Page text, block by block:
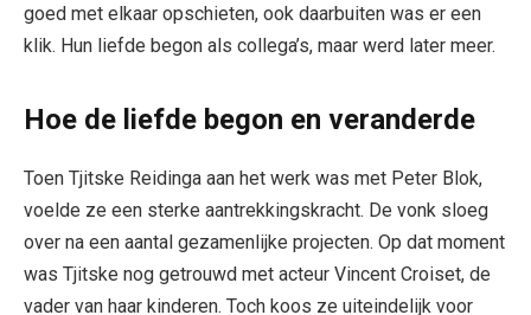
goed met elkaar opschieten, ook daarbuiten was er een
klik. Hun liefde begon als collega’s, maar werd later meer.
Hoe de liefde begon en veranderde
Toen Tjitske Reidinga aan het werk was met Peter Blok,
voelde ze een sterke aantrekkingskracht. De vonk sloeg
over na een aantal gezamenlijke projecten. Op dat moment
was Tjitske nog getrouwd met acteur Vincent Croiset, de
vader van haar kinderen. Toch koos ze uiteindelijk voor